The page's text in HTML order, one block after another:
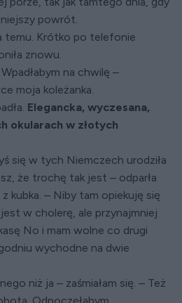
powrót.
temu. Krótko po telefonie
znowu.
na chwilę –
moja koleżanka.
Elegancka, wyczesana,
okularach w złotych
się w tych Niemczech urodziła
że trochę tak jest – odparła
kubka. – Niby tam opiekuję się
w cholerę, ale przynajmniej
No i mam wolne co drugi
wychodne na dwie
niż ja – zaśmiałam się. – Też
Odpoczęłabym.